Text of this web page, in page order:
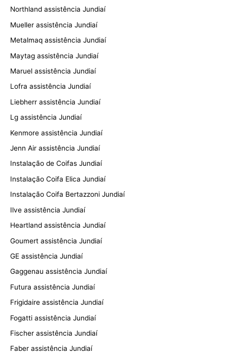
Northland assistência Jundiaí
Mueller assistência Jundiaí
Metalmaq assistência Jundiaí
Maytag assistência Jundiaí
Maruel assistência Jundiaí
Lofra assistência Jundiaí
Liebherr assistência Jundiaí
Lg assistência Jundiaí
Kenmore assistência Jundiaí
Jenn Air assistência Jundiaí
Instalação de Coifas Jundiaí
Instalação Coifa Elica Jundiaí
Instalação Coifa Bertazzoni Jundiaí
Ilve assistência Jundiaí
Heartland assistência Jundiaí
Goumert assistência Jundiaí
GE assistência Jundiaí
Gaggenau assistência Jundiaí
Futura assistência Jundiaí
Frigidaire assistência Jundiaí
Fogatti assistência Jundiaí
Fischer assistência Jundiaí
Faber assistência Jundiaí